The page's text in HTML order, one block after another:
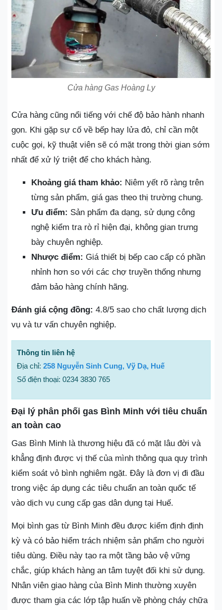
Cửa hàng Gas Hoàng Ly
Cửa hàng cũng nổi tiếng với chế độ bảo hành nhanh
gọn. Khi gặp sự cố về bếp hay lửa đỏ, chỉ cần một
cuộc gọi, kỹ thuật viên sẽ có mặt trong thời gian sớm
nhất để xử lý triệt để cho khách hàng.
Khoảng giá tham khảo: Niêm yết rõ ràng trên
từng sản phẩm, giá gas theo thị trường chung.
Ưu điểm: Sản phẩm đa dạng, sử dụng công
nghệ kiểm tra rò rỉ hiện đại, không gian trưng
bày chuyên nghiệp.
Nhược điểm: Giá thiết bị bếp cao cấp có phần
nhỉnh hơn so với các chợ truyền thống nhưng
đảm bảo hàng chính hãng.
Đánh giá cộng đồng: 4.8/5 sao cho chất lượng dịch
vụ và tư vấn chuyên nghiệp.
Thông tin liên hệ
Địa chỉ: 258 Nguyễn Sinh Cung, Vỹ Dạ, Huế
Số điện thoại: 0234 3830 765
Đại lý phân phối gas Bình Minh với tiêu chuẩn
an toàn cao
Gas Bình Minh là thương hiệu đã có mặt lâu đời và
khẳng định được vị thế của mình thông qua quy trình
kiểm soát vỏ bình nghiêm ngặt. Đây là đơn vị đi đầu
trong việc áp dụng các tiêu chuẩn an toàn quốc tế
vào dịch vụ cung cấp gas dân dụng tại Huế.
Mọi bình gas từ Bình Minh đều được kiểm định định
kỳ và có bảo hiểm trách nhiệm sản phẩm cho người
tiêu dùng. Điều này tạo ra một tầng bảo vệ vững
chắc, giúp khách hàng an tâm tuyệt đối khi sử dụng.
Nhân viên giao hàng của Bình Minh thường xuyên
được tham gia các lớp tập huấn về phòng cháy chữa